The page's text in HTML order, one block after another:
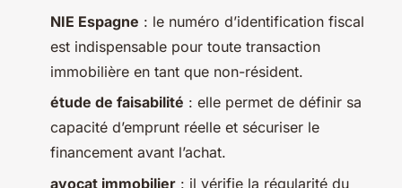
NIE Espagne : le numéro d’identification fiscal
est indispensable pour toute transaction
immobilière en tant que non-résident.
étude de faisabilité : elle permet de définir sa
capacité d’emprunt réelle et sécuriser le
financement avant l’achat.
avocat immobilier : il vérifie la régularité du